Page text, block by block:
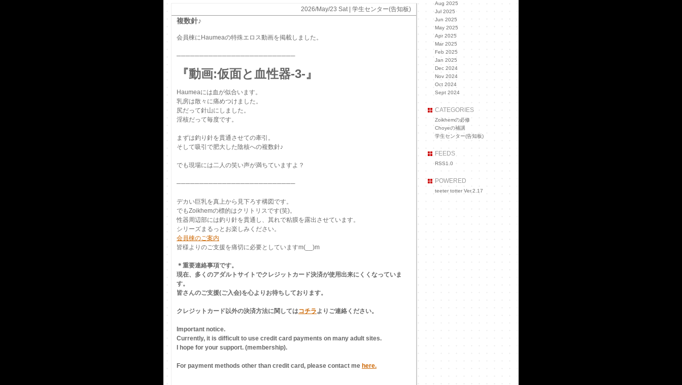
2026/May/23 Sat | 学生センター(告知板)
複数針♪
会員棟にHaumeaの特殊エロス動画を掲載しました。
──────────────────────────
『動画:仮面と血性器-3-』
Haumeaには血が似合います。
乳房は散々に痛めつけました。
尻だって針山にしました。
淫核だって毎度です。
まずは釣り針を貫通させての牽引。
そして吸引で肥大した陰核への複数針♪
でも現場には二人の笑い声が満ちていますよ？
──────────────────────────
デカい巨乳を真上から見下ろす構図です。
でもZoikhemの標的はクリトリスです(笑)。
性器周辺部には釣り針を貫通し、其れで粘膜を露出させています。
シリーズまるっとお楽しみください。
会員棟のご案内
皆様よりのご支援を痛切に必要としていますm(__)m
＊重要連絡事項です。
現在、多くのアダルトサイトでクレジットカード決済が使用出来にくくなっていま
す。
皆さんのご支援(ご入会)を心よりお待ちしております。
クレジットカード以外の決済方法に関してはコチラよりご連絡ください。
Important notice.
Currently, it is difficult to use credit card payments on many adult sites.
I hope for your support. (membership).
For payment methods other than credit card, please contact me here.
Aug 2025
Jul 2025
Jun 2025
May 2025
Apr 2025
Mar 2025
Feb 2025
Jan 2025
Dec 2024
Nov 2024
Oct 2024
Sept 2024
CATEGORIES
Zoikhemの必修
Choyeの補講
学生センター(告知板)
FEEDS
RSS1.0
POWERED
teeter totter Ver.2.17